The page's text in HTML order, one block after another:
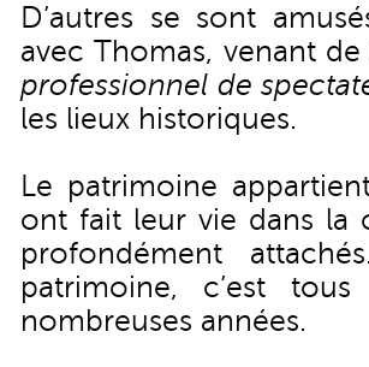
D’autres se sont
avec Thomas, venant
professionnel de
les lieux historiques.
Le patrimoine
ont fait leur vie dans la
profondément
patrimoine, c’est
nombreuses années.